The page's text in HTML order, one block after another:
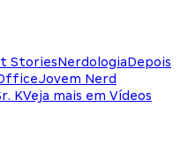
StoriesNerdologiaDepois
Jovem Nerd
KVeja mais em Vídeos